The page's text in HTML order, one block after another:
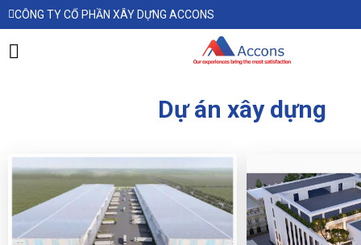
CÔNG TY CỔ PHẦN XÂY DỰNG ACCONS
Dự án xây dựng